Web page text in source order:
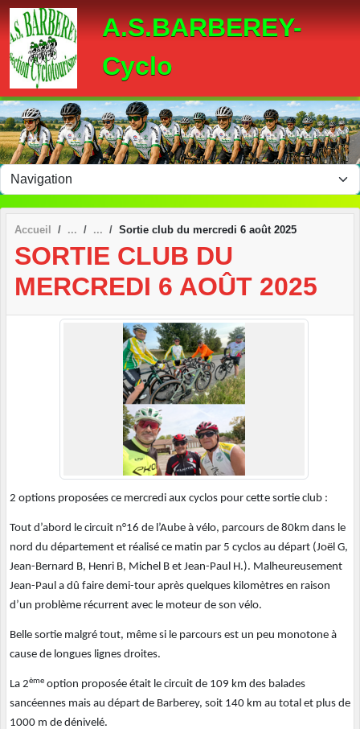
A.S.BARBEREY-
Cyclo
Accueil Sortie club du mercredi 6 août 2025
SORTIE CLUB DU
MERCREDI 6 AOÛT 2025
2 options proposées ce mercredi aux cyclos pour cette sortie club :
Tout d’abord le circuit n°16 de l’Aube à vélo, parcours de 80km dans le
nord du département et réalisé ce matin par 5 cyclos au départ (Joël G,
Jean-Bernard B, Henri B, Michel B et Jean-Paul H.). Malheureusement
Jean-Paul a dû faire demi-tour après quelques kilomètres en raison
d’un problème récurrent avec le moteur de son vélo.
Belle sortie malgré tout, même si le parcours est un peu monotone à
cause de longues lignes droites.
La 2ème option proposée était le circuit de 109 km des balades
sancéennes mais au départ de Barberey, soit 140 km au total et plus de
1000 m de dénivelé.
Panneau de gestion des cookies